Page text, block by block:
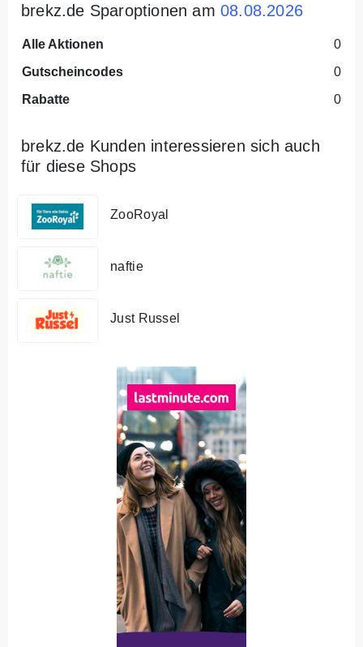
brekz.de Sparoptionen am 08.08.2026
Alle Aktionen
0
Gutscheincodes
0
Rabatte
0
brekz.de Kunden interessieren sich auch
für diese Shops
ZooRoyal
naftie
Just Russel